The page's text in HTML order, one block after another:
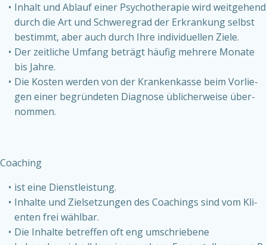
Inhalt und Ablauf einer Psy­cho­the­ra­pie wird weit­ge­hend
durch die Art und Schwe­re­grad der Erkran­kung selbst
bestimmt, aber auch durch Ihre indi­vi­du­el­len Zie­le.
Der zeit­li­che Umfang beträgt häu­fig meh­re­re Mona­te
bis Jah­re.
Die Kos­ten wer­den von der Kran­ken­kas­se beim Vor­lie­
gen einer begrün­de­ten Dia­gno­se übli­cher­wei­se über­
nom­men.
Coa­ching
ist eine Dienst­leis­tung.
Inhal­te und Ziel­set­zun­gen des Coa­chings sind vom Kli­
en­ten frei wähl­bar.
Die Inhal­te betref­fen oft eng umschrie­be­ne